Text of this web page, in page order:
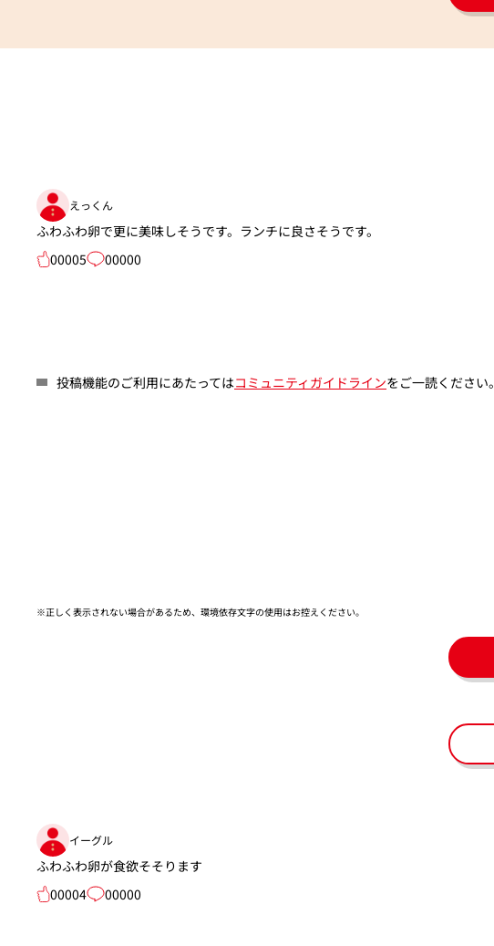
えっくん
ふわふわ卵で更に美味しそうです。ランチに良さそうです。
00005
00000
投稿機能のご利用にあたってはコミュニティガイドラインをご一読ください。
※正しく表示されない場合があるため、環境依存文字の使用はお控えください。​
イーグル
ふわふわ卵が食欲そそります
00004
00000